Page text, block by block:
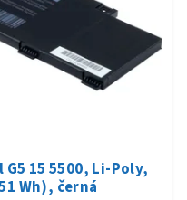
15 5500, Li-Poly,
Wh), černá